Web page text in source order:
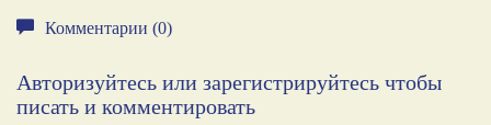
Комментарии (0)
Авторизуйтесь или зарегистрируйтесь чтобы
писать и комментировать